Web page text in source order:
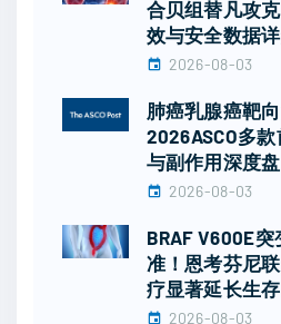
合贝组替凡攻
效与安全数据
2026-08-03
肺癌乳腺癌靶
2026ASCO多
与副作用深度
2026-08-03
BRAF V600E
准！恩考芬尼
疗显著延长生
2026-08-03